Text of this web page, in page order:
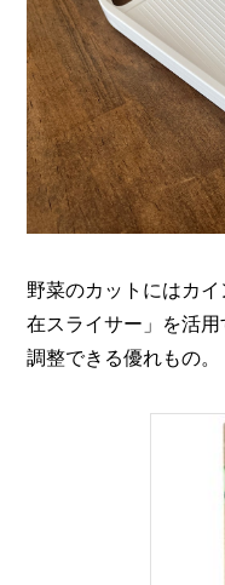
野菜のカットにはカ
在スライサー」を活
調整できる優れもの。